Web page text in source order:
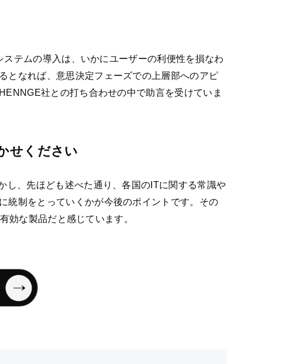
テムの導入は、いかにユーザーの利便性を損なわ
となれば、意思決定フェーズでの上層部へのアピ
社との打ち合わせの中で助言を受けていま
せください
し、先ほども述べた通り、各国のITに関する常識や
統制をとっていくかが今後のポイントです。その
効な製品だと感じています。